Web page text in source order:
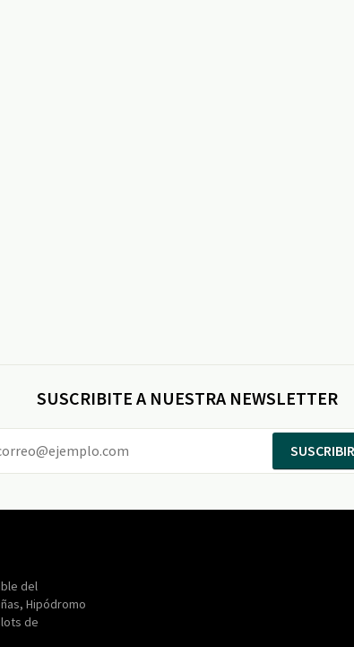
SUSCRIBITE A NUESTRA NEWSLETTER
del
Hipódromo
de